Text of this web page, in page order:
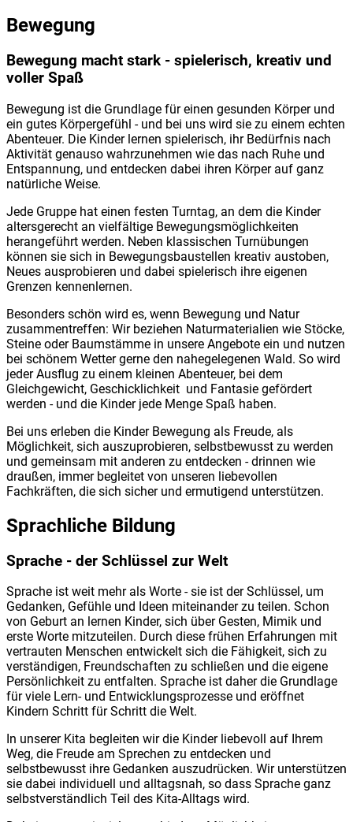
Bewegung
Bewegung macht stark - spielerisch, kreativ und
voller Spaß
Bewegung ist die Grundlage für einen gesunden Körper und
ein gutes Körpergefühl - und bei uns wird sie zu einem echten
Abenteuer. Die Kinder lernen spielerisch, ihr Bedürfnis nach
Aktivität genauso wahrzunehmen wie das nach Ruhe und
Entspannung, und entdecken dabei ihren Körper auf ganz
natürliche Weise.
Jede Gruppe hat einen festen Turntag, an dem die Kinder
altersgerecht an vielfältige Bewegungsmöglichkeiten
herangeführt werden. Neben klassischen Turnübungen
können sie sich in Bewegungsbaustellen kreativ austoben,
Neues ausprobieren und dabei spielerisch ihre eigenen
Grenzen kennenlernen.
Besonders schön wird es, wenn Bewegung und Natur
zusammentreffen: Wir beziehen Naturmaterialien wie Stöcke,
Steine oder Baumstämme in unsere Angebote ein und nutzen
bei schönem Wetter gerne den nahegelegenen Wald. So wird
jeder Ausflug zu einem kleinen Abenteuer, bei dem
Gleichgewicht, Geschicklichkeit und Fantasie gefördert
werden - und die Kinder jede Menge Spaß haben.
Bei uns erleben die Kinder Bewegung als Freude, als
Möglichkeit, sich auszuprobieren, selbstbewusst zu werden
und gemeinsam mit anderen zu entdecken - drinnen wie
draußen, immer begleitet von unseren liebevollen
Fachkräften, die sich sicher und ermutigend unterstützen.
Sprachliche Bildung
Sprache - der Schlüssel zur Welt
Sprache ist weit mehr als Worte - sie ist der Schlüssel, um
Gedanken, Gefühle und Ideen miteinander zu teilen. Schon
von Geburt an lernen Kinder, sich über Gesten, Mimik und
erste Worte mitzuteilen. Durch diese frühen Erfahrungen mit
vertrauten Menschen entwickelt sich die Fähigkeit, sich zu
verständigen, Freundschaften zu schließen und die eigene
Persönlichkeit zu entfalten. Sprache ist daher die Grundlage
für viele Lern- und Entwicklungsprozesse und eröffnet
Kindern Schritt für Schritt die Welt.
In unserer Kita begleiten wir die Kinder liebevoll auf Ihrem
Weg, die Freude am Sprechen zu entdecken und
selbstbewusst ihre Gedanken auszudrücken. Wir unterstützen
sie dabei individuell und alltagsnah, so dass Sprache ganz
selbstverständlich Teil des Kita-Alltags wird.